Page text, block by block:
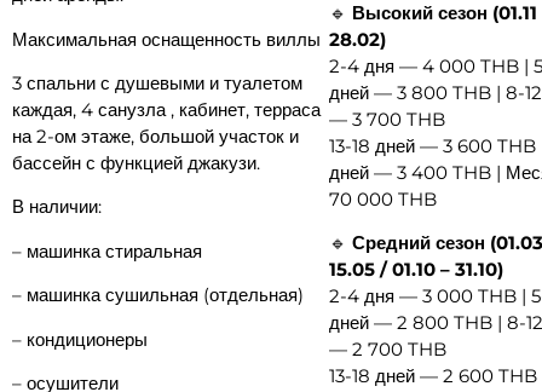
Максимальная оснащенность виллы
3 спальни с душевыми и туалетом
каждая, 4 санузла , кабинет, терраса
на 2-ом этаже, большой участок и
бассейн с функцией джакузи.
В наличии:
– машинка стиральная
– ⁠машинка сушильная (отдельная)
– ⁠кондиционеры
– ⁠осушители
🔹 Высокий сезон (01.11
28.02)
2-4 дня — 4 000 THB |
дней — 3 800 THB | 8-
— 3 700 THB
13-18 дней — 3 600 THB
дней — 3 400 THB |
70 000 THB
🔹 Средний сезон
15.05 / 01.10 – 31.10)
2-4 дня — 3 000 THB |
дней — 2 800 THB | 8-
— 2 700 THB
13-18 дней — 2 600 THB